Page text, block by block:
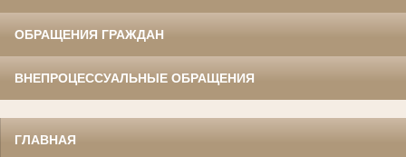
ОБРАЩЕНИЯ ГРАЖДАН
ВНЕПРОЦЕССУАЛЬНЫЕ ОБРАЩЕНИЯ
ГЛАВНАЯ